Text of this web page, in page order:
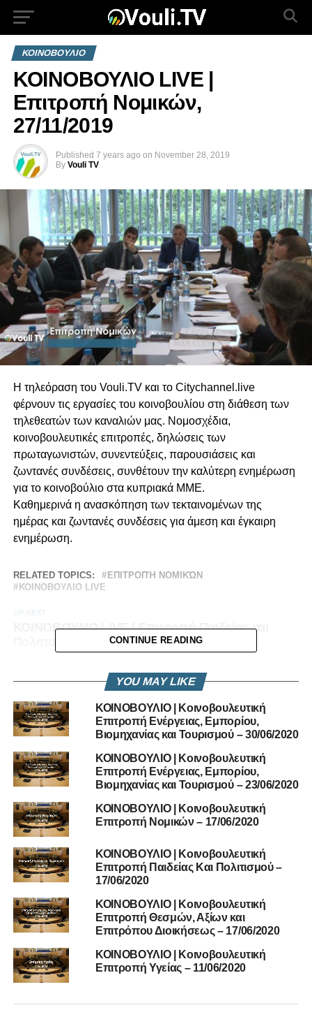
ΚΟΙΝΟΒΟΥΛΙΟ
ΚΟΙΝΟΒΟΥΛΙΟ LIVE |
Επιτροπή Νομικών,
27/11/2019
Published 7 years ago on November 28, 2019
By Vouli TV
Η τηλεόραση του Vouli.TV και το Citychannel.live
φέρνουν τις εργασίες του κοινοβουλίου στη διάθεση των
τηλεθεατών των καναλιών μας. Νομοσχέδια,
κοινοβουλευτικές επιτροπές, δηλώσεις των
πρωταγωνιστών, συνεντεύξεις, παρουσιάσεις και
ζωντανές συνδέσεις, συνθέτουν την καλύτερη ενημέρωση
για το κοινοβούλιο στα κυπριακά ΜΜΕ.
Καθημερινά η ανασκόπηση των τεκταινομένων της
ημέρας και ζωντανές συνδέσεις για άμεση και έγκαιρη
ενημέρωση.
RELATED TOPICS:
ΕΠΙΤΡΟΠΉ ΝΟΜΙΚΏΝ
ΚΟΙΝΟΒΟΥΛΙΟ LIVE
ΚΟΙΝΟΒΟΥΛΙΟ LIVE | Επιτροπή Παιδείας και
Πολιτισμού, 27/11/2019
ΚΟΙΝΟΒΟΥΛΙΟ LIVE | Οι δηλώσεις του Υπουργού
Γεωργίας, Αγροτικής Ανάπτυξης και
Περιβάλλοντος και των βουλευτών | 27/11/2019
CONTINUE READING
YOU MAY LIKE
ΚΟΙΝΟΒΟΥΛΙΟ | Κοινοβουλευτική
Επιτροπή Ενέργειας, Εμπορίου,
Βιομηχανίας και Τουρισμού – 30/06/2020
ΚΟΙΝΟΒΟΥΛΙΟ | Κοινοβουλευτική
Επιτροπή Ενέργειας, Εμπορίου,
Βιομηχανίας και Τουρισμού – 23/06/2020
ΚΟΙΝΟΒΟΥΛΙΟ | Κοινοβουλευτική
Επιτροπή Νομικών – 17/06/2020
ΚΟΙΝΟΒΟΥΛΙΟ | Κοινοβουλευτική
Επιτροπή Παιδείας Και Πολιτισμού –
17/06/2020
ΚΟΙΝΟΒΟΥΛΙΟ | Κοινοβουλευτική
Επιτροπή Θεσμών, Αξίων και
Επιτρόπου Διοικήσεως – 17/06/2020
ΚΟΙΝΟΒΟΥΛΙΟ | Κοινοβουλευτική
Επιτροπή Υγείας – 11/06/2020